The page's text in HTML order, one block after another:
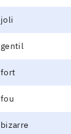
joli
gentil
fort
fou
bizarre